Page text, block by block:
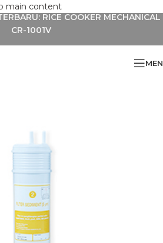
main content
RICE COOKER MECHANICAL
CR-1001V